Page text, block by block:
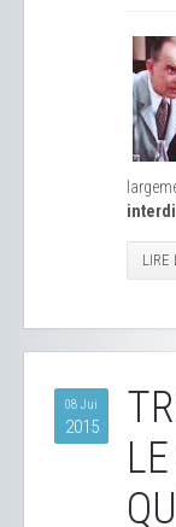
LIRE
08 Jui
2015